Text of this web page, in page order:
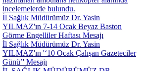
incelemelerde bulundu.
İl Sağlık Müdürümüz Dr. Yasin
YILMAZ'ın 7-14 Ocak Beyaz Baston
Görme Engelliler Haftası Mesajı
İl Sağlık Müdürümüz Dr. Yasin
YILMAZ'ın '‘10 Ocak Çalışan Gazeteciler
Günü’' Mesajı